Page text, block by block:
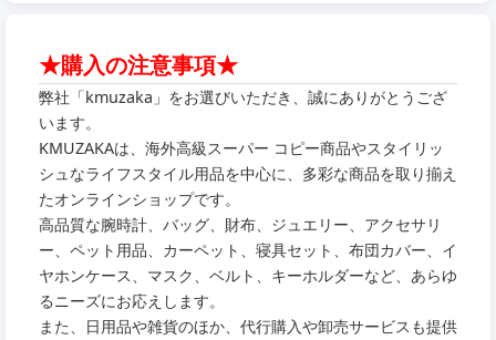
★購入の注意事項★
弊社「kmuzaka」をお選びいただき、誠にありがとうござ
います。
KMUZAKAは、海外高級スーパー コピー商品やスタイリッ
シュなライフスタイル用品を中心に、多彩な商品を取り揃え
たオンラインショップです。
高品質な腕時計、バッグ、財布、ジュエリー、アクセサリ
ー、ペット用品、カーペット、寝具セット、布団カバー、イ
ヤホンケース、マスク、ベルト、キーホルダーなど、あらゆ
るニーズにお応えします。
また、日用品や雑貨のほか、代行購入や卸売サービスも提供